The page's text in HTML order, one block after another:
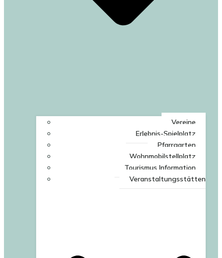
Vereine
Erlebnis-Spielplatz
Pfarrgarten
Wohnmobilstellplatz
Tourismus Information
Veranstaltungsstätten